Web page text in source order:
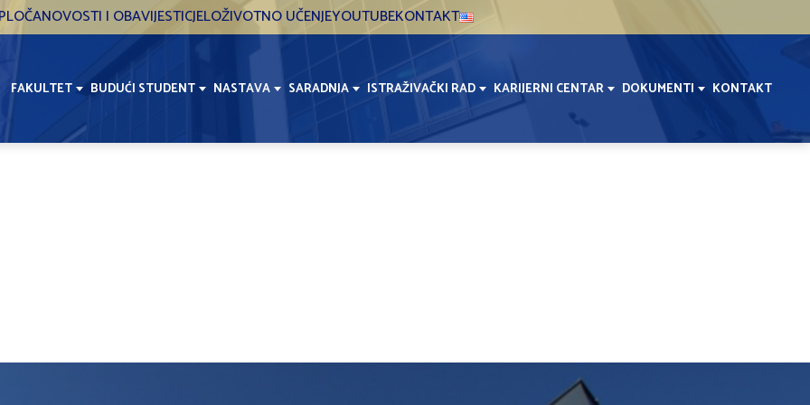
NOVOSTI I OBAVIJESTICJELOŽIVOTNO UČENJEYOUTUBEKONTAKT
FAKULTET BUDUĆI STUDENT NASTAVA SARADNJA ISTRAŽIVAČKI RAD KARIJERNI CENTAR DOKUMENTI KONTAKT